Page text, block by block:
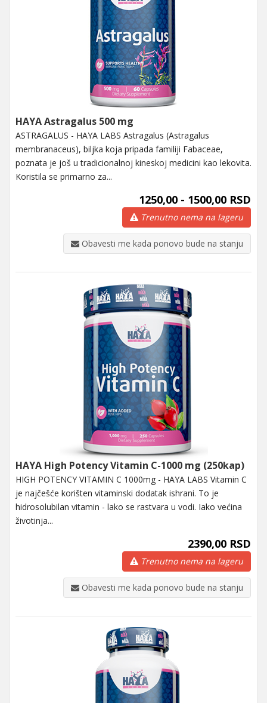
HAYA Astragalus 500 mg
ASTRAGALUS - HAYA LABS Astragalus (Astragalus
membranaceus), biljka koja pripada familiji Fabaceae,
poznata je još u tradicionalnoj kineskoj medicini kao lekovita.
Koristila se primarno za...
1250,00 - 1500,00 RSD
Trenutno nema na lageru
Obavesti me kada ponovo bude na stanju
HAYA High Potency Vitamin C-1000 mg (250kap)
HIGH POTENCY VITAMIN C 1000mg - HAYA LABS Vitamin C
je najčešće korišten vitaminski dodatak ishrani. To je
hidrosolubilan vitamin - lako se rastvara u vodi. Iako većina
životinja...
2390,00 RSD
Trenutno nema na lageru
Obavesti me kada ponovo bude na stanju